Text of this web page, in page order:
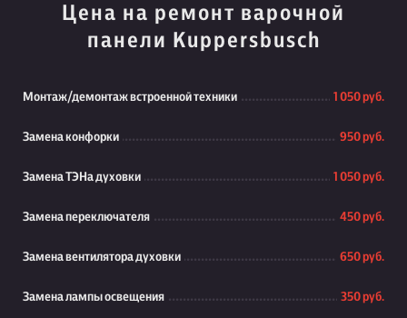
Цена на ремонт варочной
панели Kuppersbusch
Монтаж/демонтаж встроенной техники 1 050 руб.
Замена конфорки 950 руб.
Замена ТЭНа духовки 1 050 руб.
Замена переключателя 450 руб.
Замена вентилятора духовки 650 руб.
Замена лампы освещения 350 руб.